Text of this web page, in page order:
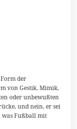
der
von Gestik, Mimik,
oder unbewußten
und nein, er sei
was Fußball mit